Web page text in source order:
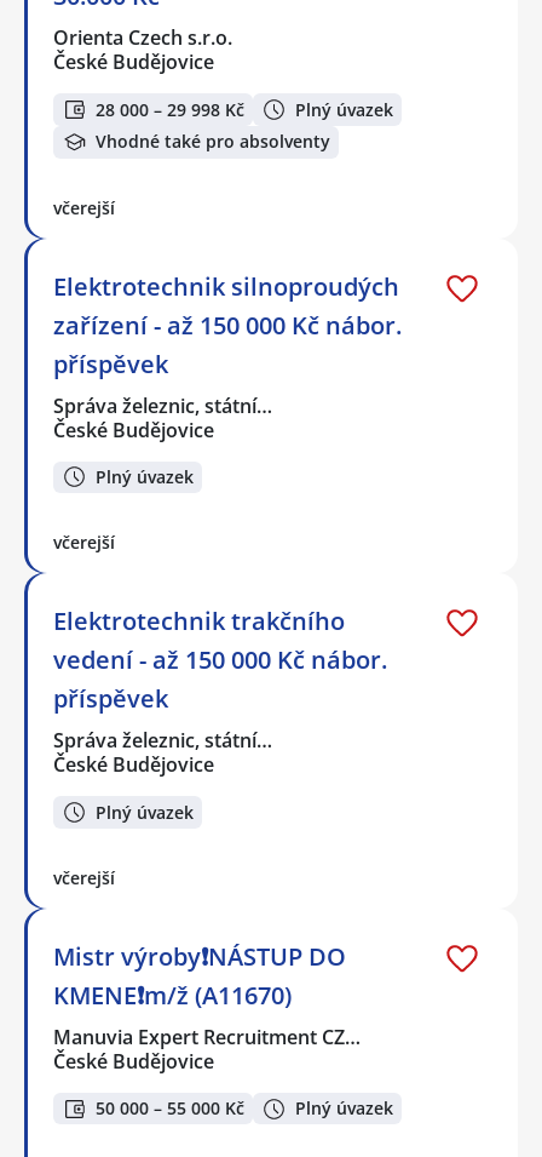
Orienta Czech s.r.o.
České Budějovice
28 000 – 29 998 Kč
Plný úvazek
Vhodné také pro absolventy
včerejší
Elektrotechnik silnoproudých
zařízení - až 150 000 Kč nábor.
příspěvek
Správa železnic, státní…
České Budějovice
Plný úvazek
včerejší
Elektrotechnik trakčního
vedení - až 150 000 Kč nábor.
příspěvek
Správa železnic, státní…
České Budějovice
Plný úvazek
včerejší
Mistr výroby❗NÁSTUP DO
KMENE❗m/ž (A11670)
Manuvia Expert Recruitment CZ…
České Budějovice
50 000 – 55 000 Kč Plný úvazek